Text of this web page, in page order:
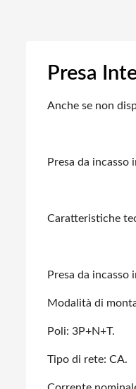
Presa
Anche se non
Presa da
Caratteristiche
Presa da incasso
Modalità di
Poli: 3P+N+T.
Tipo di rete: CA.